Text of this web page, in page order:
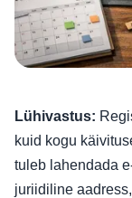
Lühivastus:
kuid kogu
tuleb lahendada
juriidiline